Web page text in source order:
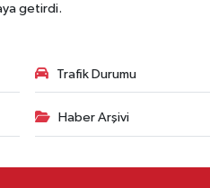
getirdi.
Trafik Durumu
Haber Arşivi